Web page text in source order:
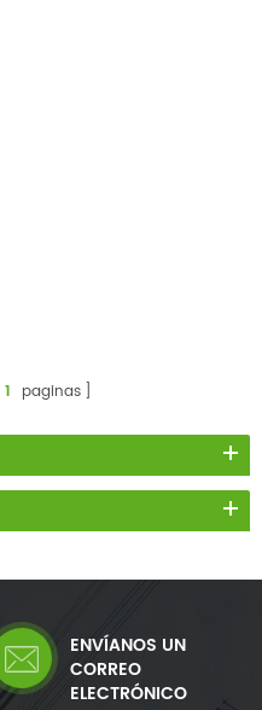
1 paginas
ENVÍANOS UN
CORREO
ELECTRÓNICO